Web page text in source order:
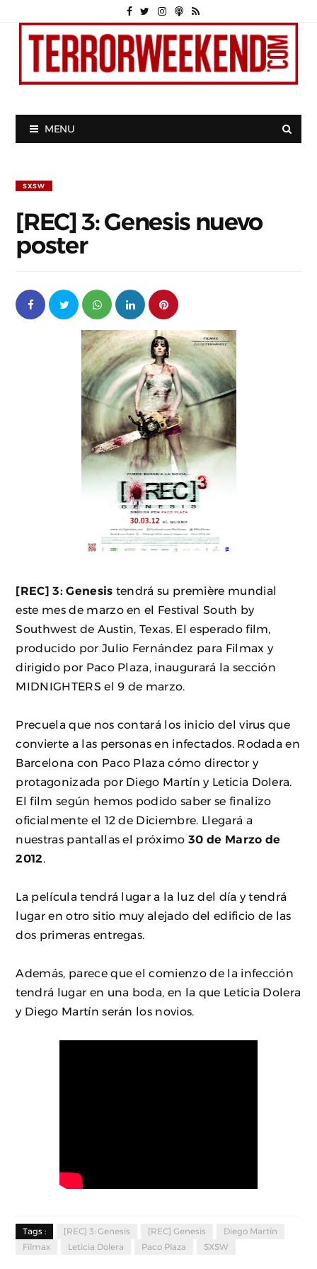
MENU
SXSW
[REC] 3: Genesis nuevo
poster
[REC] 3: Genesis tendrá su première mundial
este mes de marzo en el Festival South by
Southwest de Austin, Texas. El esperado film,
producido por Julio Fernández para Filmax y
dirigido por Paco Plaza, inaugurará la sección
MIDNIGHTERS el 9 de marzo.
Precuela que nos contará los inicio del virus que
convierte a las personas en infectados. Rodada en
Barcelona con Paco Plaza cómo director y
protagonizada por Diego Martín y Leticia Dolera.
El film según hemos podido saber se finalizo
oficialmente el 12 de Diciembre. Llegará a
nuestras pantallas el próximo30 de Marzo de
2012
La película tendrá lugar a la luz del día y tendrá
lugar en otro sitio muy alejado del edificio de las
dos primeras entregas.
Además, parece que el comienzo de la infección
tendrá lugar en una boda, en la que Leticia Dolera
y Diego Martín serán los novios.
Tags : [REC] 3: Genesis [REC] Genesis
Diego Martín
Filmax
Leticia Dolera Paco Plaza SXSW